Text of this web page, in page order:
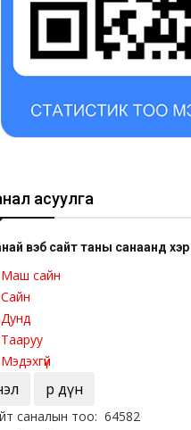
асуулга
вэб сайт таны санаанд
Маш сайн
Сайн
Дунд
Тааруу
Мэдэхгүй
Үр дүн
саналын тоо: 64582